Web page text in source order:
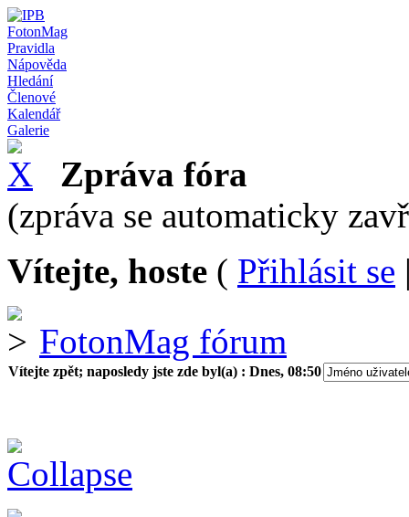
FotonMag
Pravidla
Nápověda
Hledání
Členové
Kalendář
Galerie
Zpráva fóra
(zpráva se automaticky
Vítejte, hoste ( Přihlásit se
FotonMag fórum
Vítejte zpět; naposledy jste zde byl(a) : Dnes, 08:50